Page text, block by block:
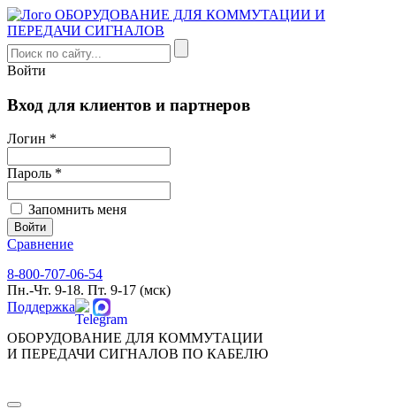
Войти
Вход для клиентов и партнеров
Логин *
Пароль *
Запомнить меня
Сравнение
8-800-707-06-54
Пн.-Чт. 9-18. Пт. 9-17 (мск)
Поддержка
ОБОРУДОВАНИЕ ДЛЯ КОММУТАЦИИ
И ПЕРЕДАЧИ СИГНАЛОВ ПО КАБЕЛЮ